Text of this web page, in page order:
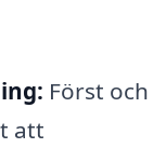
Först och
att